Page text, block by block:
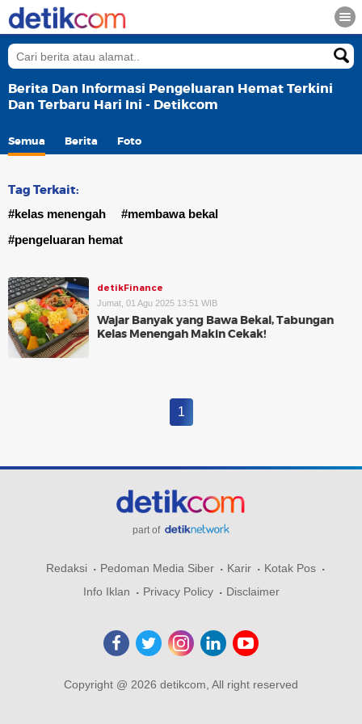
Berita Dan Informasi Pengeluaran Hemat Terkini
Dan Terbaru Hari Ini - Detikcom
Semua Berita Foto
Tag Terkait:
#kelas menengah
#membawa bekal
#pengeluaran hemat
detikFinance
Jumat, 01 Agu 2025 13:51 WIB
Wajar Banyak yang Bawa Bekal, Tabungan
Kelas Menengah Makin Cekak!
1
part of
Redaksi Pedoman Media Siber Karir
Kotak Pos
Info Iklan
Privacy Policy Disclaimer
Copyright @ 2026 detikcom, All right reserved